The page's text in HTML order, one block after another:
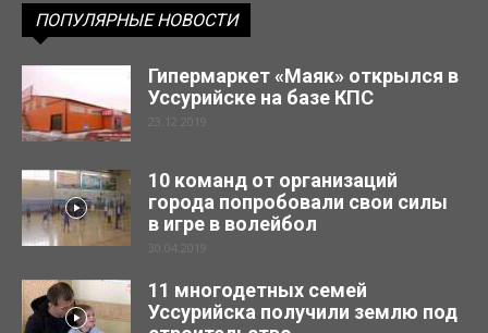
ПОПУЛЯРНЫЕ НОВОСТИ
Гипермаркет «Маяк» открылся в
Уссурийске на базе КПС
23.12.2019
10 команд от организаций
города попробовали свои силы
в игре в волейбол
30.04.2019
11 многодетных семей
Уссурийска получили землю под